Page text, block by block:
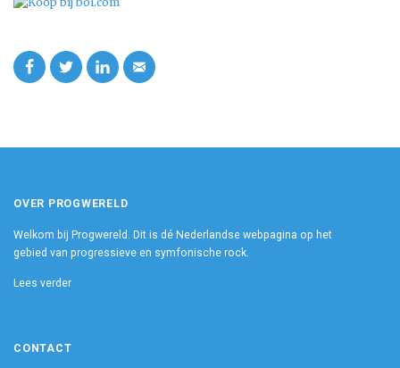
OVER PROGWERELD
Welkom bij Progwereld. Dit is dé Nederlandse webpagina op het
gebied van progressieve en symfonische rock.
Lees verder
CONTACT